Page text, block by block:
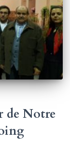
de Notre